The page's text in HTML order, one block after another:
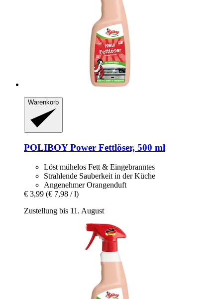
Warenkorb
POLIBOYPower Fettlöser, 500 ml
Löst mühelos Fett & Eingebranntes
Strahlende Sauberkeit in der Küche
Angenehmer Orangenduft
€ 3,99 (€ 7,98 / l)
Zustellung bis 11. August